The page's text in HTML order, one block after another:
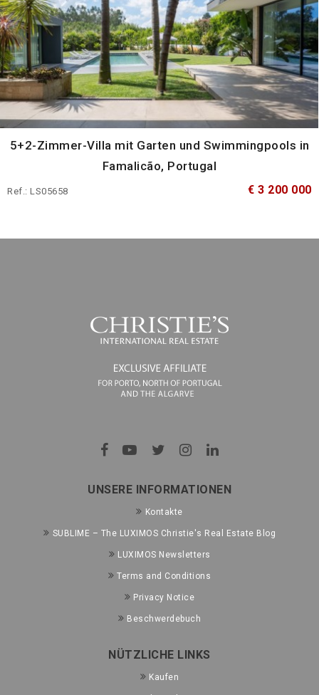
5+2-Zimmer-Villa mit Garten und Swimmingpools in
Famalicão, Portugal
Ref.: LS05658 € 3 200 000
UNSERE INFORMATIONEN
Kontakte
SUBLIME – The LUXIMOS Christie's Real Estate Blog
LUXIMOS Newsletters
Terms and Conditions
Privacy Notice
Beschwerdebuch
NÜTZLICHE LINKS
Kaufen